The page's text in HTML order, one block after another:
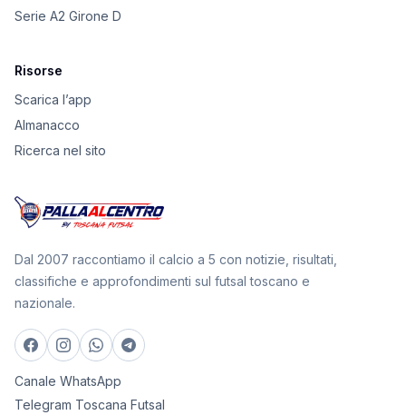
Serie A2 Girone D
Risorse
Scarica l’app
Almanacco
Ricerca nel sito
Dal 2007 raccontiamo il calcio a 5 con notizie, risultati,
classifiche e approfondimenti sul futsal toscano e
nazionale.
Canale WhatsApp
Telegram Toscana Futsal